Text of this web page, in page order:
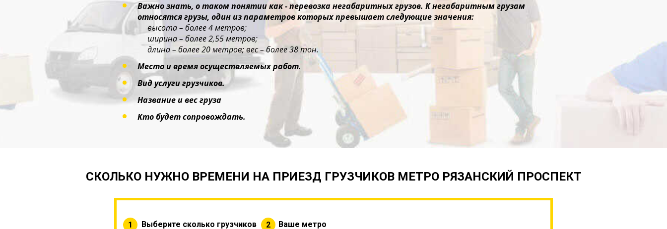
Важно знать, о таком понятии как - перевозка негабаритных грузов. К негабаритным грузам
относятся грузы, один из параметров которых превышает следующие значения:
высота – более 4 метров;
ширина – более 2,55 метров;
длина – более 20 метров; вес – более 38 тон.
Место и время осуществляемых работ.
Вид услуги грузчиков.
Название и вес груза
Кто будет сопровождать.
СКОЛЬКО НУЖНО ВРЕМЕНИ НА ПРИЕЗД ГРУЗЧИКОВ МЕТРО РЯЗАНСКИЙ ПРОСПЕКТ
Выберите сколько грузчиков Ваше метро